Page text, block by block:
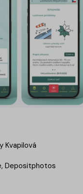
Kvapilová
Depositphotos